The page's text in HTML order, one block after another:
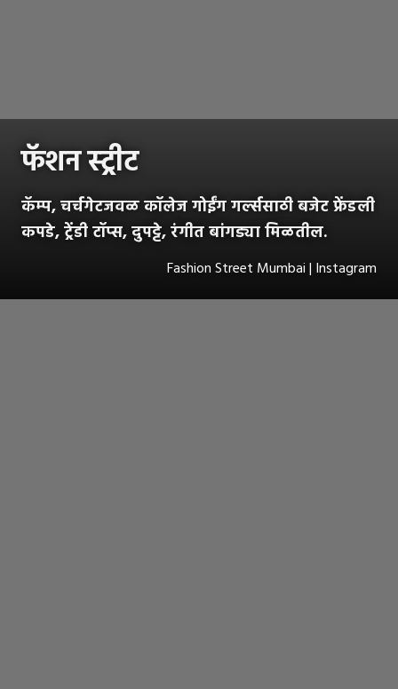
फॅशन स्ट्रीट
कॅम्प, चर्चगेटजवळ कॉलेज गोईंग गर्ल्ससाठी बजेट फ्रेंडली
कपडे, ट्रेंडी टॉप्स, दुपट्टे, रंगीत बांगड्या मिळतील.
Fashion Street Mumbai | Instagram